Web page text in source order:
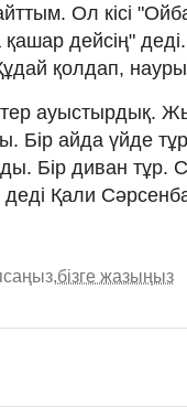
Ол кісі
қашар дейсің"
Құдай қолдап,
ауыстырдық.
Бір айда үйде
Бір диван тұр.
Қали
бізге жазыңыз